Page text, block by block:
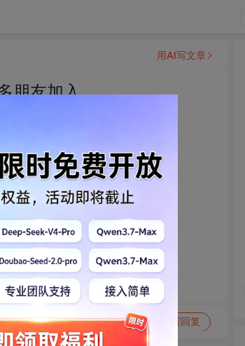
朋友加入
，共同进步！
报 写回复
用AI写文章